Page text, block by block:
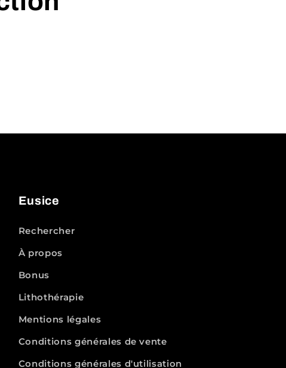
Eusice
Rechercher
À propos
Bonus
Lithothérapie
Mentions légales
Conditions générales de vente
Conditions générales d'utilisation